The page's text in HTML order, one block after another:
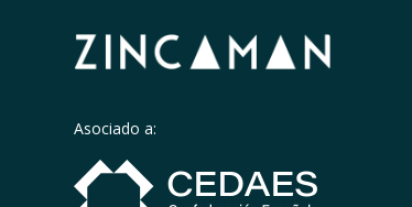
Asociado a: